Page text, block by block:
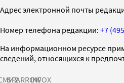
Адрес электронной почты
Номер телефона редакции: +7
На информационном ресурсе
сведений, относящихся к
SPARROWINFOX